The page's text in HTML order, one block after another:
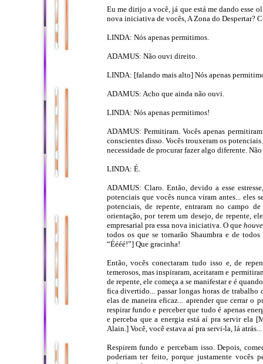
Eu me dirijo a você, já que está me dando esse
nova iniciativa de vocês, A Zona do Despertar?
LINDA: Nós apenas permitimos.
ADAMUS: Não ouvi direito.
LINDA: [falando mais alto] Nós apenas
ADAMUS: Acho que ainda não ouvi.
LINDA: Nós apenas permitimos!
ADAMUS: Permitiram. Vocês apenas
conscientes disso. Vocês trouxeram os
necessidade de procurar fazer algo diferente. Não
LINDA: É.
ADAMUS: Claro. Então, devido a esse
potenciais que vocês nunca viram antes... eles
potenciais, de repente, entraram no campo
orientação, por terem um desejo, de repente,
empresarial pra essa nova iniciativa. O que houve
todos os que se tornarão Shaumbra e de
“Éééé!”] Que gracinha!
Então, vocês conectaram tudo isso e, de
temerosos, mas inspiraram, aceitaram e
de repente, ele começa a se manifestar e é
fica divertido... passar longas horas de trabalho
elas de maneira eficaz... aprender que cerrar o
respirar fundo e perceber que tudo é apenas
e perceba que a energia está aí pra servir ela
Alain.] Você, você estava aí pra servi-la, lá atrás...
Respirem fundo e percebam isso. Depois,
poderiam ter feito, porque justamente vocês